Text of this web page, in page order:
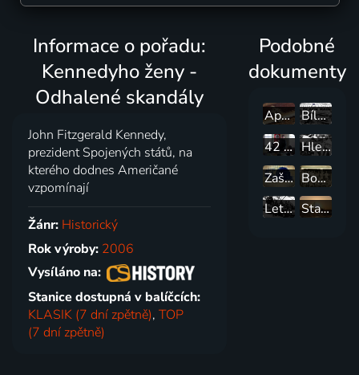
Informace o pořadu:
Kennedyho ženy -
Odhalené skandály
John Fitzgerald Kennedy,
prezident Spojených států, na
kterého dodnes Američané
vzpomínají
Žánr: Historický
Rok výroby: 2006
Vysíláno na:
Stanice dostupná v balíčcích:
KLASIK (7 dní zpětně),TOP
(7 dní zpětně)
Podobné
dokumenty
Apokalypsa a konec světa
Bílé světlo/Černý déšť: Zničení Hirošimy a Nagasaki
42 způsobů, jak zabít Hitlera
Hledání ztraceného času
Zašlapané projekty
Bombardování Darwinu: Nepříjemná pravda
Letci z Tuskegee: Sága P-51 Mustang
Staroegyptští mořeplavci